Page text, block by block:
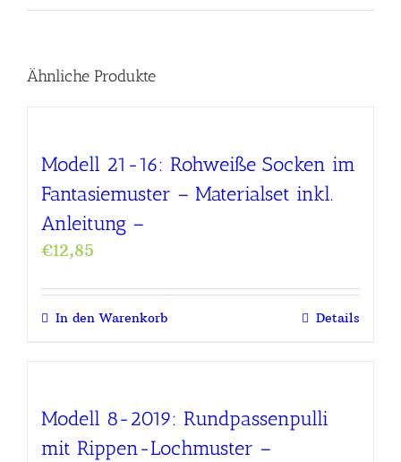
Ähnliche Produkte
Modell 21-16: Rohweiße Socken im
Fantasiemuster – Materialset inkl.
Anleitung –
€12,85
In den Warenkorb Details
Modell 8-2019: Rundpassenpulli
mit Rippen-Lochmuster –